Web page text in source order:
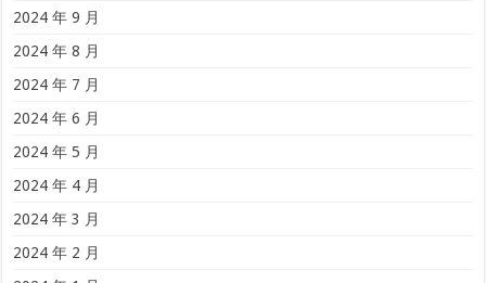
2024 年 9 月
2024 年 8 月
2024 年 7 月
2024 年 6 月
2024 年 5 月
2024 年 4 月
2024 年 3 月
2024 年 2 月